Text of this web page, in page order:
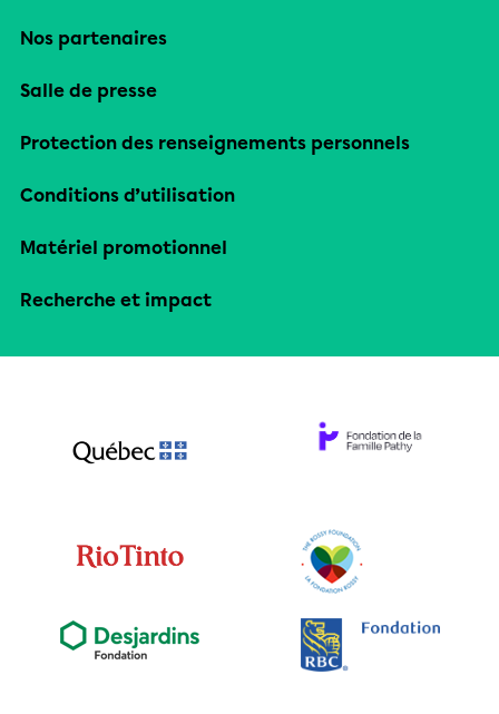
Nos partenaires
Salle de presse
Protection des renseignements personnels
Conditions d’utilisation
Matériel promotionnel
Recherche et impact